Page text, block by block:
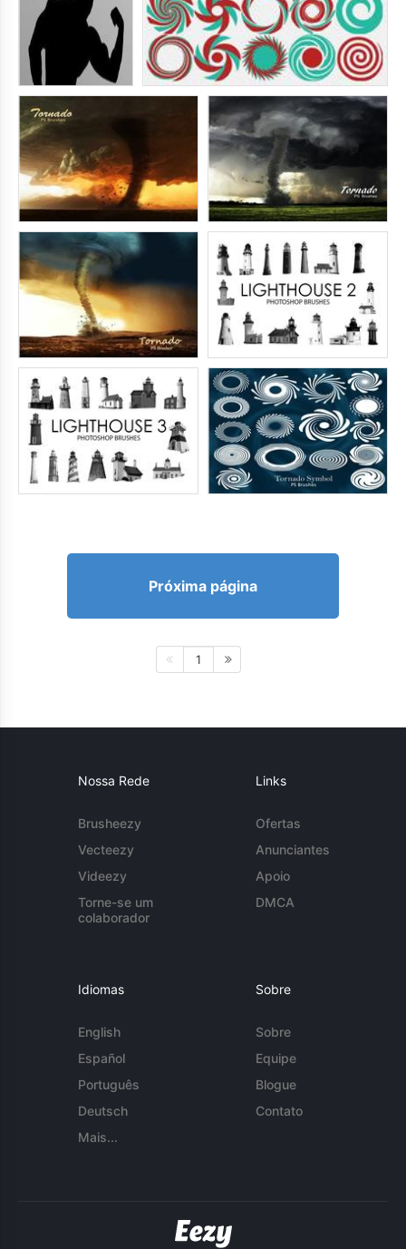
Próxima página
1
Nossa Rede
Brusheezy
Vecteezy
Videezy
Torne-se um
colaborador
Links
Ofertas
Anunciantes
Apoio
DMCA
Idiomas
English
Español
Português
Deutsch
Mais...
Sobre
Sobre
Equipe
Blogue
Contato